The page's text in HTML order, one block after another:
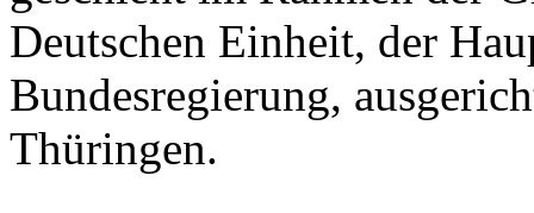
Deutschen Einheit, der
Bundesregierung,
Thüringen.